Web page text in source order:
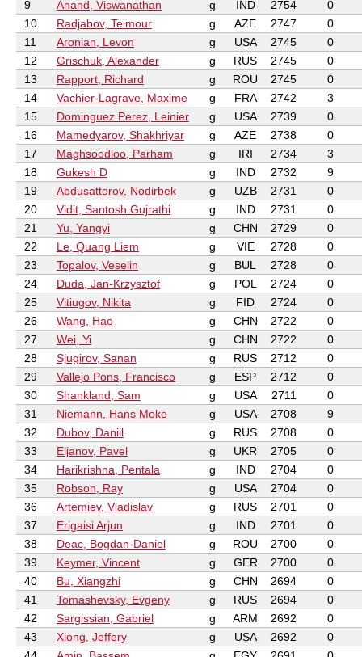
9
Anand, Viswanathan g IND 2754
0
10
Radjabov, Teimour g AZE 2747
0
11
Aronian, Levon g USA 2745
0
12
Grischuk, Alexander g RUS 2745
0
13
Rapport, Richard g ROU 2745
0
14
Vachier-Lagrave, Maxime g FRA 2742
3
15
Dominguez Perez, Leinier g USA 2739
0
16
Mamedyarov, Shakhriyar g AZE 2738
0
17
Maghsoodloo, Parham g IRI 2734
3
18
Gukesh D g IND 2732
9
19
Abdusattorov, Nodirbek g UZB 2731
0
20
Vidit, Santosh Gujrathi g IND 2731
0
21
Yu, Yangyi g CHN 2729
0
22
Le, Quang Liem g VIE 2728
0
23
Topalov, Veselin g BUL 2728
0
24
Duda, Jan-Krzysztof g POL 2724
0
25
Vitiugov, Nikita g FID 2724
0
26
Wang, Hao g CHN 2722
0
27
Wei, Yi g CHN 2722
0
28
Sjugirov, Sanan g RUS 2712
0
29
Vallejo Pons, Francisco g ESP 2712
0
30
Shankland, Sam g USA 2711
0
31
Niemann, Hans Moke g USA 2708
9
32
Dubov, Daniil g RUS 2708
0
33
Eljanov, Pavel g UKR 2705
0
34
Harikrishna, Pentala g IND 2704
0
35
Robson, Ray g USA 2704
0
36
Artemiev, Vladislav g RUS 2701
0
37
Erigaisi Arjun g IND 2701
0
38
Deac, Bogdan-Daniel g ROU 2700
0
39
Keymer, Vincent g GER 2700
0
40
Bu, Xiangzhi g CHN 2694
0
41
Tomashevsky, Evgeny g RUS 2694
0
42
Sargissian, Gabriel g ARM 2692
0
43
Xiong, Jeffery g USA 2692
0